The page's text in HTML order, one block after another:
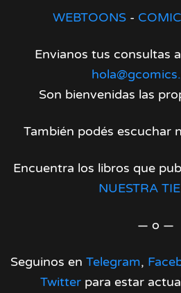
WEBTOONS-
Envianos tus consultas
Son bienvenidas las
También podés escuchar
Encuentra los libros que
NUESTRA
— o —
Seguinos en Telegram,
Twitterpara estar